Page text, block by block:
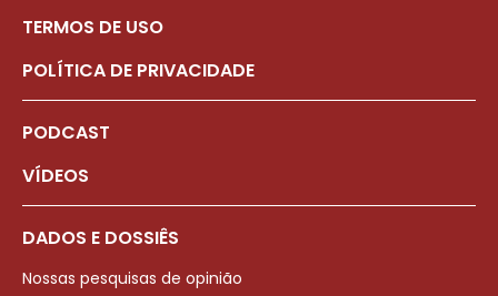
TERMOS DE USO
POLÍTICA DE PRIVACIDADE
PODCAST
VÍDEOS
DADOS E DOSSIÊS
Nossas pesquisas de opinião